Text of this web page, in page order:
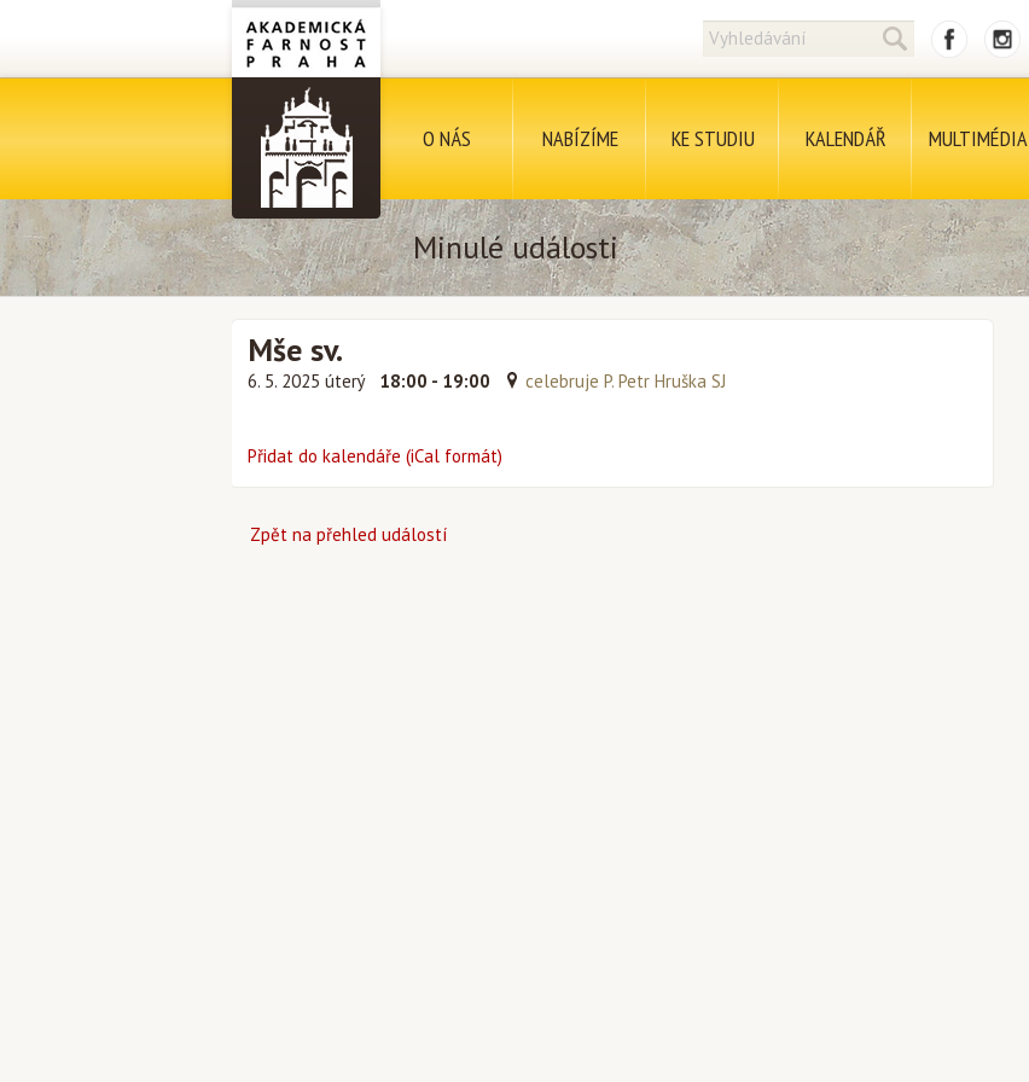
O NÁS NABÍZÍME KE STUDIU KALENDÁŘ MULTIMÉDIA
Minulé události
Mše sv.
6. 5. 2025 úterý 18:00 - 19:00 celebruje P. Petr Hruška SJ
Přidat do kalendáře (iCal formát)
Zpět na přehled událostí